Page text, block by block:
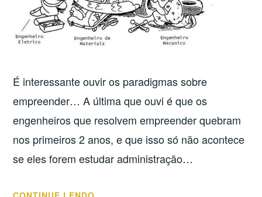
É interessante ouvir os paradigmas sobre
empreender… A última que ouvi é que os
engenheiros que resolvem empreender quebram
nos primeiros 2 anos, e que isso só não acontece
se eles forem estudar administração…